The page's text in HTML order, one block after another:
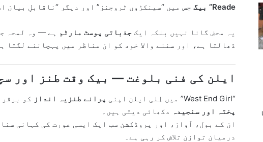
Reade” بیگ
جس میں “سینکڑوں ٹروجنز” اور دیگر “ناقابلِ بیان
یہ محض گانا نہیں بلکہ ایک جذباتی پوسٹ مارٹم ہے — وہ لمحہ
ڈھالتا ہے، اور سننے والا خود کو ان مناظر میں پہچاننے لگتا
ایلن کی فنی بلوغت — بیک وقت طنز اور
“West End Girl” میں لِلی ایلن اپنی پرانے طنزیہ انداز کو
پختہ اور سنجیدہ دکھائی دیتی ہیں۔
ان کے بول، آواز، اور پروڈکشن سب ایک ایسی عورت کی کہانی
درمیان توازن تلاش کر رہی ہے۔